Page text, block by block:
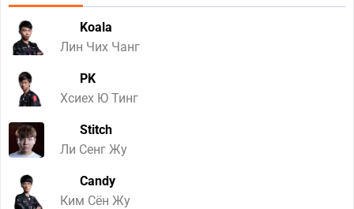
Koala
Лин Чих Чанг
PK
Хсиех Ю Тинг
Stitch
Ли Сенг Жу
Candy
Ким Сён Жу